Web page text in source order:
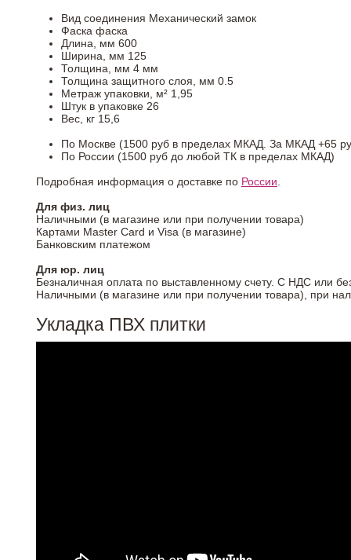
Вид соединения Механический замок
Фаска фаска
Длина, мм 600
Ширина, мм 125
Толщина, мм 4 мм
Толщина защитного слоя, мм 0.5
Метраж упаковки, м² 1,95
Штук в упаковке 26
Вес, кг 15,6
По Москве (1500 руб в пределах МКАД. За МКАД +65
По России (1500 руб до любой ТК в пределах МКАД)
Подробная информация о доставке по России
Для физ. лиц
Наличными (в магазине или при получении товара)
Картами Master Card и Visa (в магазине)
Банковским платежом
Для юр. лиц
Безналичная оплата по выставленному счету. С НДС или
Наличными (в магазине или при получении товара), при
Укладка ПВХ плитки